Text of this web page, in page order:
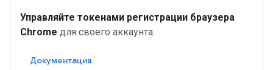
Управляйте токенами регистрации браузера
Chrome для своего аккаунта.
Документация